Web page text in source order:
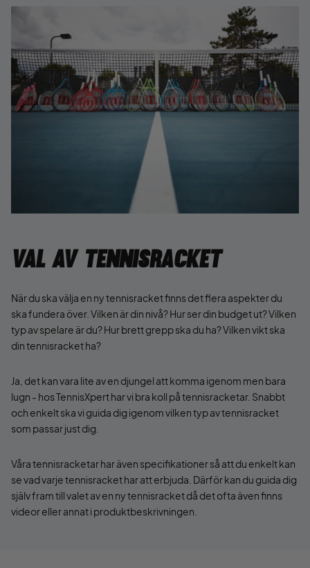
Val av tennisracket
När du ska välja en ny tennisracket finns det flera aspekter du
ska fundera över. Vilken är din nivå? Hur ser din budget ut? Vilken
typ av spelare är du? Hur brett grepp ska du ha? Vilken vikt ska
din tennisracket ha?
Ja, det kan vara lite av en djungel att komma igenom men bara
lugn - hos TennisXpert har vi bra koll på tennisracketar. Snabbt
och enkelt ska vi guida dig igenom vilken typ av tennisracket
som passar just dig.
Våra tennisracketar har även specifikationer så att du enkelt kan
se vad varje tennisracket har att erbjuda. Därför kan du guida dig
själv fram till valet av en ny tennisracket då det ofta även finns
videor eller annat i produktbeskrivningen.